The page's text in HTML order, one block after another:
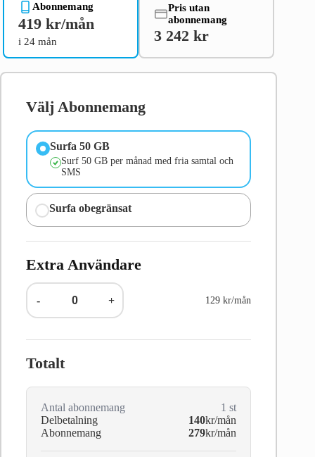
Abonnemang
419 kr/mån
i 24 mån
Pris utan
abonnemang
3 242 kr
Välj Abonnemang
Surfa 50 GB
Surf 50 GB per månad med fria samtal och
SMS
Surfa obegränsat
Extra Användare
- + 129 kr/mån
Totalt
Antal abonnemang 1 st
Delbetalning
140kr/mån
Abonnemang
279kr/mån